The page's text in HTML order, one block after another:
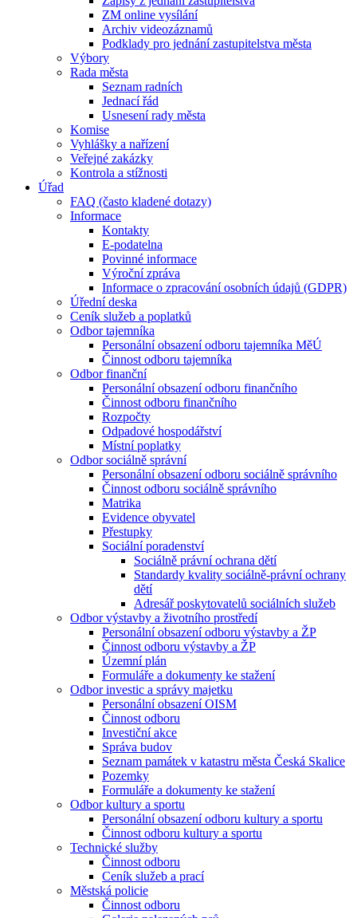
ZM online vysílání
Archiv videozáznamů
Podklady pro jednání zastupitelstva města
Výbory
Rada města
Seznam radních
Jednací řád
Usnesení rady města
Komise
Vyhlášky a nařízení
Veřejné zakázky
Kontrola a stížnosti
Úřad
FAQ (často kladené dotazy)
Informace
Kontakty
E-podatelna
Povinné informace
Výroční zpráva
Informace o zpracování osobních údajů (GDPR)
Úřední deska
Ceník služeb a poplatků
Odbor tajemníka
Personální obsazení odboru tajemníka MěÚ
Činnost odboru tajemníka
Odbor finanční
Personální obsazení odboru finančního
Činnost odboru finančního
Rozpočty
Odpadové hospodářství
Místní poplatky
Odbor sociálně správní
Personální obsazení odboru sociálně správního
Činnost odboru sociálně správního
Matrika
Evidence obyvatel
Přestupky
Sociální poradenství
Sociálně právní ochrana dětí
Standardy kvality sociálně-právní ochrany
dětí
Adresář poskytovatelů sociálních služeb
Odbor výstavby a životního prostředí
Personální obsazení odboru výstavby a ŽP
Činnost odboru výstavby a ŽP
Územní plán
Formuláře a dokumenty ke stažení
Odbor investic a správy majetku
Personální obsazení OISM
Činnost odboru
Investiční akce
Správa budov
Seznam památek v katastru města Česká Skalice
Pozemky
Formuláře a dokumenty ke stažení
Odbor kultury a sportu
Personální obsazení odboru kultury a sportu
Činnost odboru kultury a sportu
Technické služby
Činnost odboru
Ceník služeb a prací
Městská policie
Činnost odboru